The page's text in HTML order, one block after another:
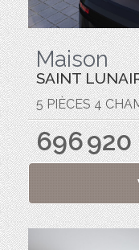
Maison
SAINT
5 PIÈCES 4
696